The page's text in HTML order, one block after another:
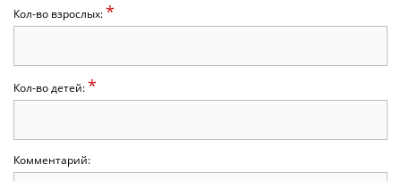
Кол-во взрослых:*
Кол-во детей:*
Комментарий: